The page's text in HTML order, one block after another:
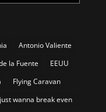
Antonio Valiente
la Fuente
EEUU
Flying Caravan
wanna break even